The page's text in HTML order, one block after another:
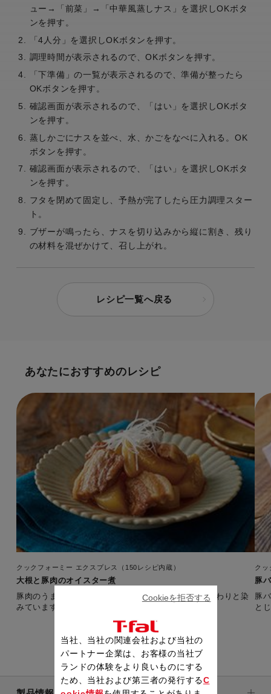
ュー→「前菜」→「中華風蒸しナス」を選択しOKボタ
ンを押す。
「4人分」を選択しOKボタンを押す。
調理時間が表示されるので、OKボタンを押す。
「下準備」の一覧が表示されるので、準備が整ったら
OKボタンを押す。
確認画面が表示されるので、「はい」を選択しOKボタ
ンを押す。
蒸しかごにナスを並べ、水、かごをなべに入れる。OK
ボタンを押す。
確認画面が表示されるので、「はい」を選択しOKボタ
ンを押す。
フタを閉めて固定し、予熱が完了したら圧力調理スター
ト。
ブザーが鳴ったら、ナスを切り込みから縦に割き、残り
の材料を混ぜかけて、召し上がれ。
レシピ一覧へ戻る
あなたにおすすめのレシピ
クックフォーミー エクスプレス（150レシピ内蔵）
大根と豚肉のオイスター煮
豚肉のうま味とオイスターソースのコクが大根にじんわりと染
クッ
豚
豚
当社、当社の関連会社および当社の
パートナー企業は、お客様の当社ブ
ランドの体験をより良いものにする
ため、当社および第三者の発行するC
Cookieを拒否する